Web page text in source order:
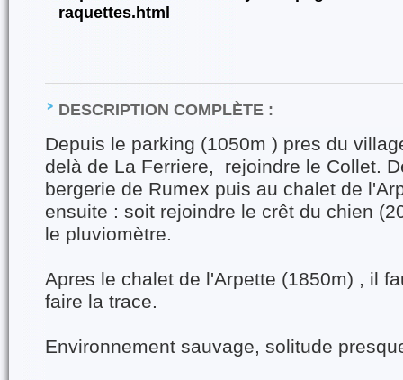
raquettes.html
DESCRIPTION COMPLÈTE :
Depuis le parking (1050m ) pres du
delà de La Ferriere, rejoindre le Collet.
bergerie de Rumex puis au chalet de
ensuite : soit rejoindre le crêt du chien
le pluviomètre.
Apres le chalet de l'Arpette (1850m) , il
faire la trace.
Environnement sauvage, solitude